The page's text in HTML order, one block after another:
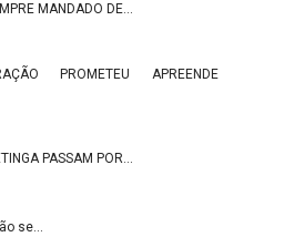
MANDADO DE…
PROMETEU APREENDE
PASSAM POR…
se…